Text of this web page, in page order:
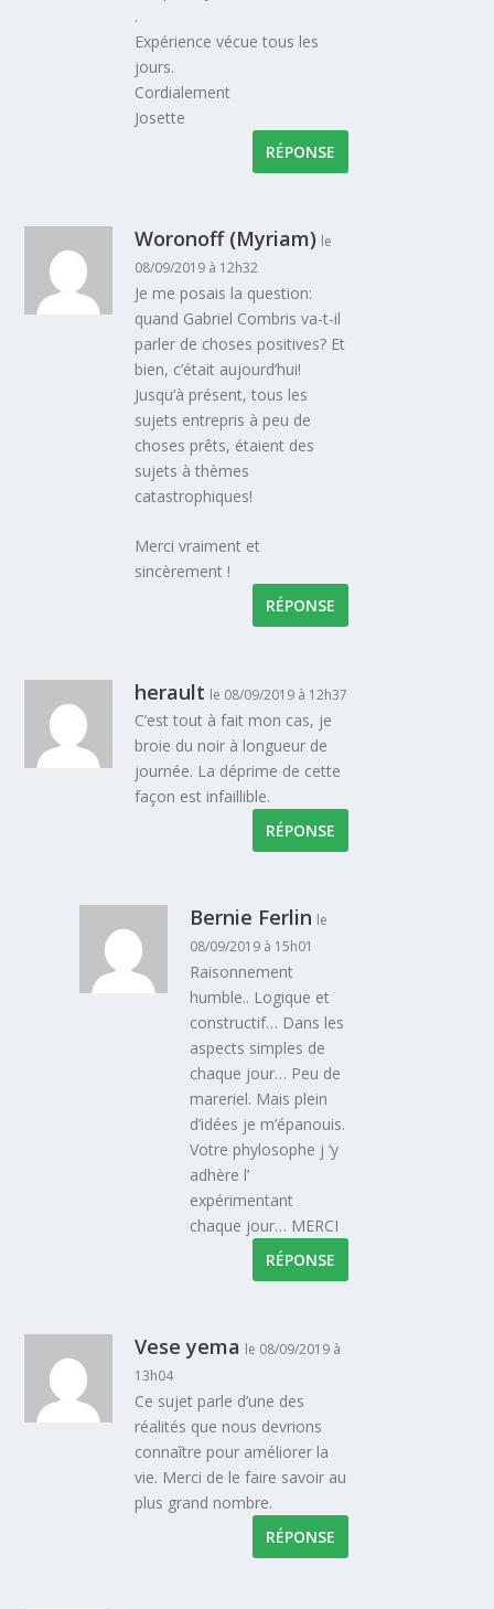
.
Expérience vécue tous les
jours.
Cordialement
Josette
RÉPONSE
Woronoff (Myriam) le
08/09/2019 à 12h32
Je me posais la question:
quand Gabriel Combris va-t-il
parler de choses positives? Et
bien, c’était aujourd’hui!
Jusqu’à présent, tous les
sujets entrepris à peu de
choses prêts, étaient des
sujets à thèmes
catastrophiques!
Merci vraiment et
sincèrement !
RÉPONSE
herault le 08/09/2019 à 12h37
C’est tout à fait mon cas, je
broie du noir à longueur de
journée. La déprime de cette
façon est infaillible.
RÉPONSE
Bernie Ferlin le
08/09/2019 à 15h01
Raisonnement
humble.. Logique et
constructif… Dans les
aspects simples de
chaque jour… Peu de
mareriel. Mais plein
d’idées je m’épanouis.
Votre phylosophe j ‘y
adhère l’
expérimentant
chaque jour… MERCI
RÉPONSE
Vese yema le 08/09/2019 à
13h04
Ce sujet parle d’une des
réalités que nous devrions
connaître pour améliorer la
vie. Merci de le faire savoir au
plus grand nombre.
RÉPONSE